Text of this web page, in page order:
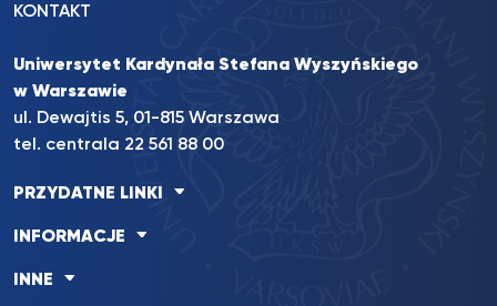
KONTAKT
Uniwersytet Kardynała Stefana Wyszyńskiego
w Warszawie
ul. Dewajtis 5, 01-815 Warszawa
tel. centrala 22 561 88 00
PRZYDATNE LINKI
INFORMACJE
INNE